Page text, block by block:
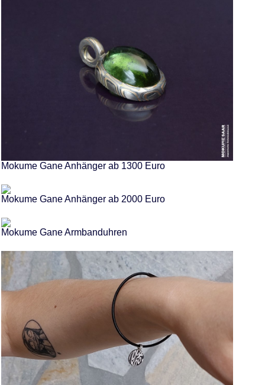
Mokume Gane Anhänger ab 1300 Euro
Mokume Gane Anhänger ab 2000 Euro
Mokume Gane Armbanduhren